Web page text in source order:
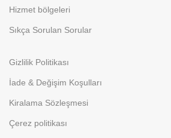
Hizmet bölgeleri
Sıkça Sorulan Sorular
Gizlilik Politikası
İade & Değişim Koşulları
Kiralama Sözleşmesi
Çerez politikası